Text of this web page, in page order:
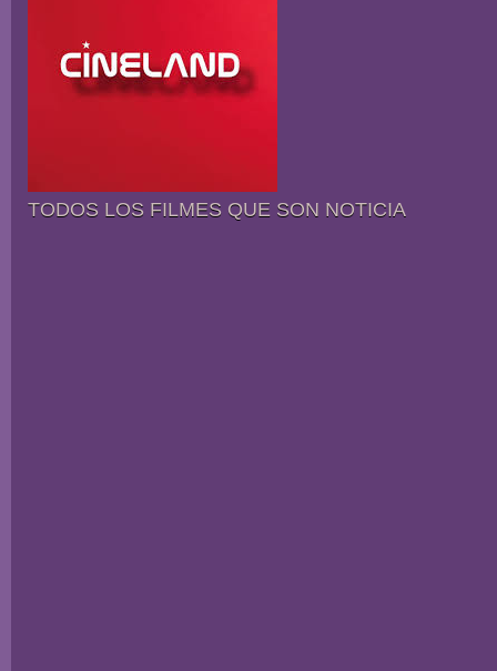
TODOS LOS FILMES QUE SON NOTICIA